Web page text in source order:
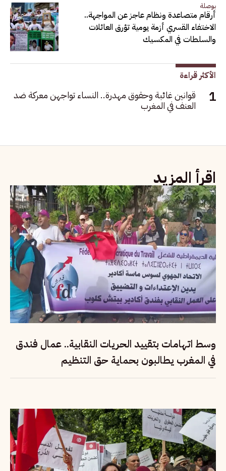
بوصلة
أرقام متصاعدة ونظام عاجز عن المواجهة..
الاختفاء القسري أزمة يومية تؤرق العائلات
والسلطات في المكسيك
الأكثر قراءة
قوانين غائبة وحقوق مهدرة.. النساء تواجهن معركة ضد
العنف في المغرب
اقرأ المزيد
وسط اتهامات بتقييد الحريات النقابية.. عمال فندق
في المغرب يطالبون بحماية حق التنظيم